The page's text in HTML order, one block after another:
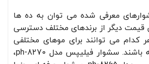
معرفی شده می توان به ده ها
قیمت دیگر از برندهای مختلف دسترسی
می توانند برای موهای مختلفی
کاربرد داشته باشند. سشوار فیلیپس مدل ph-8270،